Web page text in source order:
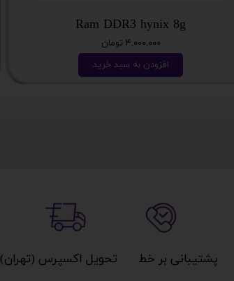
Ram DDR3 hynix 8g
۴,۰۰۰,۰۰۰ تومان
افزودن به سبد خرید
تحویل اکسپرس (تهران)​​​​​​​ پشتیبانی بر خط​​​​​​​